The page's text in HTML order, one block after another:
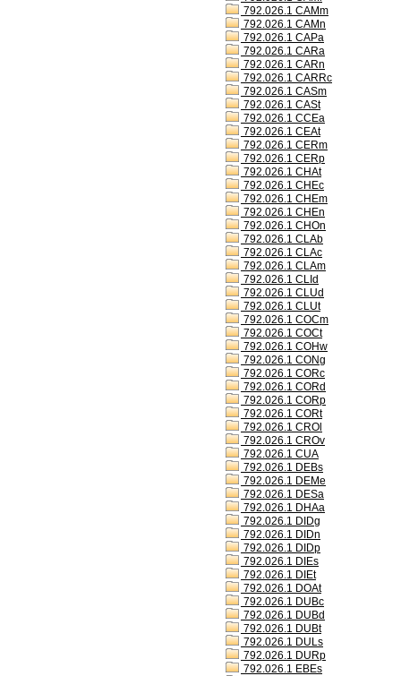
792.026.1 CAMm
792.026.1 CAMn
792.026.1 CAPa
792.026.1 CARa
792.026.1 CARn
792.026.1 CARRc
792.026.1 CASm
792.026.1 CASt
792.026.1 CCEa
792.026.1 CEAt
792.026.1 CERm
792.026.1 CERp
792.026.1 CHAt
792.026.1 CHEc
792.026.1 CHEm
792.026.1 CHEn
792.026.1 CHOn
792.026.1 CLAb
792.026.1 CLAc
792.026.1 CLAm
792.026.1 CLId
792.026.1 CLUd
792.026.1 CLUt
792.026.1 COCm
792.026.1 COCt
792.026.1 COHw
792.026.1 CONg
792.026.1 CORc
792.026.1 CORd
792.026.1 CORp
792.026.1 CORt
792.026.1 CROl
792.026.1 CROv
792.026.1 CUA
792.026.1 DEBs
792.026.1 DEMe
792.026.1 DESa
792.026.1 DHAa
792.026.1 DIDg
792.026.1 DIDn
792.026.1 DIDp
792.026.1 DIEs
792.026.1 DIEt
792.026.1 DOAt
792.026.1 DUBc
792.026.1 DUBd
792.026.1 DUBt
792.026.1 DULs
792.026.1 DURp
792.026.1 EBEs